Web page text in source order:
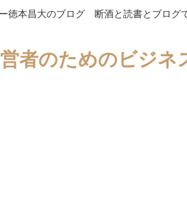
徳本昌大のブログ 断酒と読書とブログ
者のためのビジネ